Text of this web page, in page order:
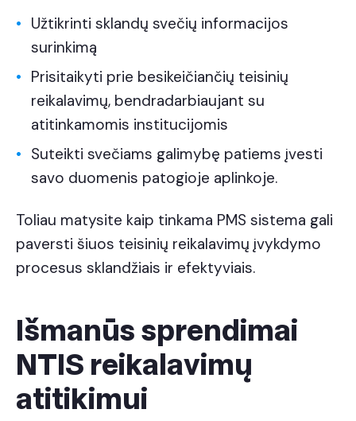
Užtikrinti sklandų svečių informacijos
surinkimą
Prisitaikyti prie besikeičiančių teisinių
reikalavimų, bendradarbiaujant su
atitinkamomis institucijomis
Suteikti svečiams galimybę patiems įvesti
savo duomenis patogioje aplinkoje.
Toliau matysite kaip tinkama PMS sistema gali
paversti šiuos teisinių reikalavimų įvykdymo
procesus sklandžiais ir efektyviais.
Išmanūs sprendimai
NTIS reikalavimų
atitikimui